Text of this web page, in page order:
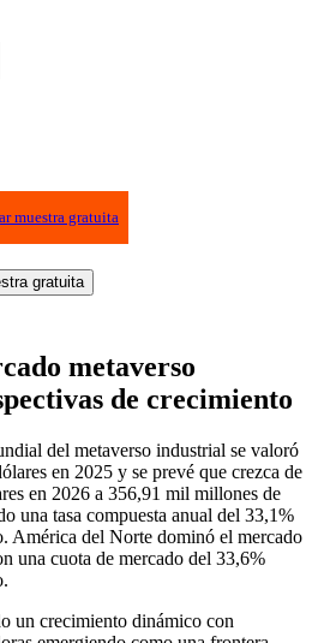
muestra gratuita
gratuita
metaverso
de crecimiento
del metaverso industrial se valoró
en 2025 y se prevé que crezca de
en 2026 a 356,91 mil millones de
una tasa compuesta anual del 33,1%
América del Norte dominó el mercado
una cuota de mercado del 33,6%
un crecimiento dinámico con